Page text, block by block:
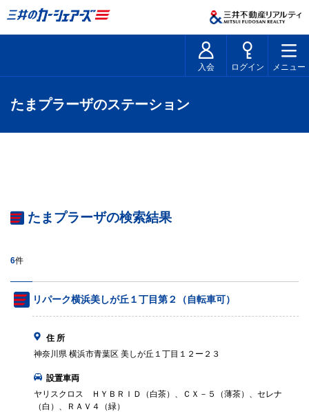
入会 ログイン メニュー
たまプラーザのステーション
たまプラーザの検索結果
6件
リパーク横浜美しが丘１丁目第２（自転車可）
住 所
神奈川県 横浜市青葉区 美しが丘１丁目１２ー２３
設置車両
ヤリスクロス ＨＹＢＲＩＤ（白茶）、ＣＸ－５（薄茶）、セレナ
（白）、ＲＡＶ４（緑）